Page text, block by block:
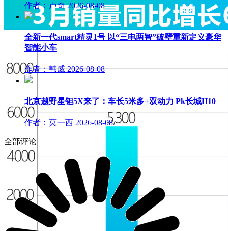
作者：卢奇 2026-08-08
全新一代smart精灵1号 以“三电两智”破壁重新定义豪华
智能小车
作者：韩威 2026-08-08
北京越野星钽5X来了：车长5米多+双动力 Pk长城H10
作者：莫一西 2026-08-08
全部评论